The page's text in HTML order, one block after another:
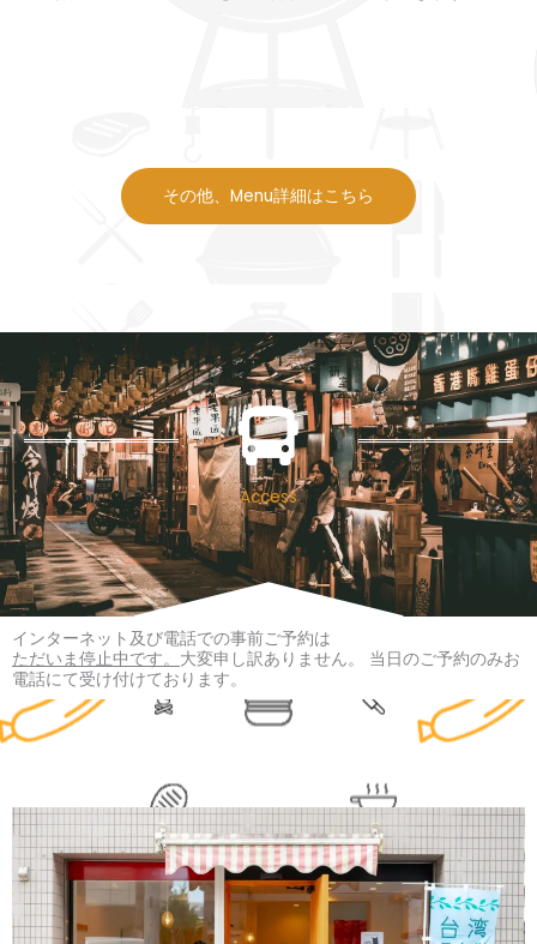
その他、Menu詳細はこちら
Access
インターネット及び電話での事前ご予約は
ただいま停止中です。 大変申し訳ありません。 当日のご予約のみお
電話にて受け付けております。